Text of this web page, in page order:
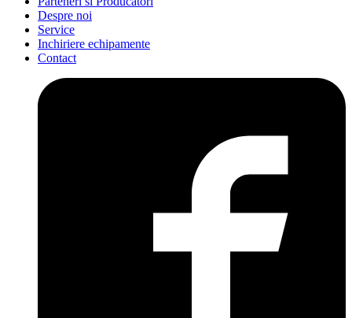
Despre noi
Service
Inchiriere echipamente
Contact